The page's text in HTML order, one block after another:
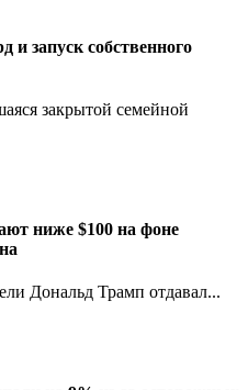
и запуск собственного
закрытой семейной
ниже $100 на фоне
Дональд Трамп отдавал...